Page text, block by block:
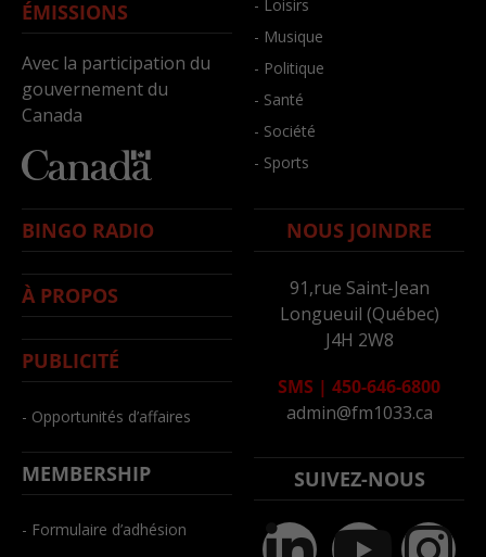
ÉMISSIONS
Avec la participation du
gouvernement du
Canada
- Loisirs
- Musique
- Politique
- Santé
- Société
- Sports
BINGO RADIO
À PROPOS
PUBLICITÉ
- Opportunités d’affaires
MEMBERSHIP
- Formulaire d’adhésion
NOUS JOINDRE
91,rue Saint-Jean
Longueuil (Québec)
J4H 2W8
SMS | 450-646-6800
admin@fm1033.ca
SUIVEZ-NOUS